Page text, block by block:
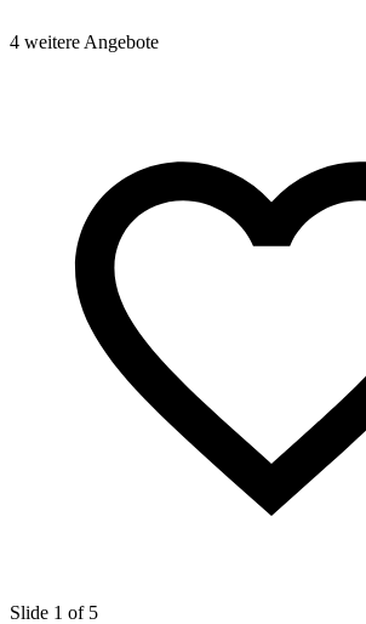
4 weitere Angebote
Slide 1 of 5